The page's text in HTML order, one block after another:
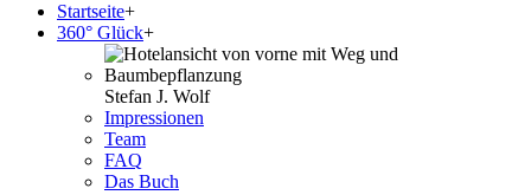
Startseite+
360° Glück+
Stefan J. Wolf
Impressionen
Team
FAQ
Das Buch